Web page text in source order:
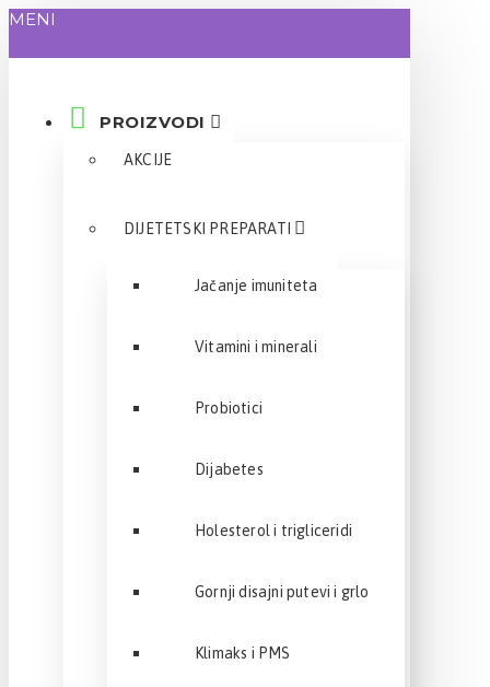
MENI
PROIZVODI
AKCIJE
DIJETETSKI PREPARATI
Jačanje imuniteta
Vitamini i minerali
Probiotici
Dijabetes
Holesterol i trigliceridi
Gornji disajni putevi i grlo
Klimaks i PMS